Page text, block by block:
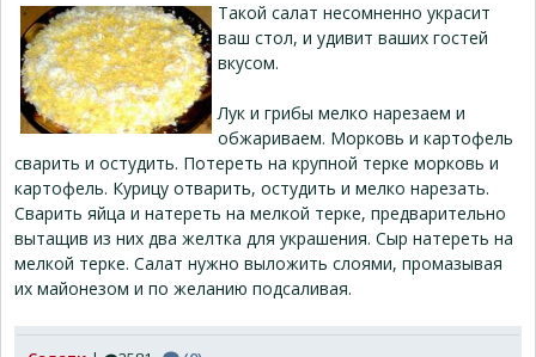
Такой салат несомненно украсит
ваш стол, и удивит ваших гостей
вкусом.
Лук и грибы мелко нарезаем и
обжариваем. Морковь и картофель
сварить и остудить. Потереть на крупной терке морковь и
картофель. Курицу отварить, остудить и мелко нарезать.
Сварить яйца и натереть на мелкой терке, предварительно
вытащив из них два желтка для украшения. Сыр натереть на
мелкой терке. Салат нужно выложить слоями, промазывая
их майонезом и по желанию подсаливая.